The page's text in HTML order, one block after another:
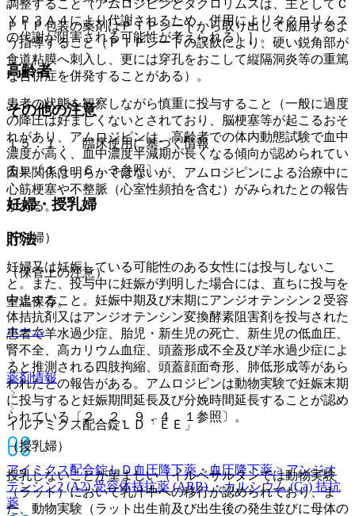
ＰＴＰ包装の薬剤はＰＴＰシートから取り出して服用するよ
う指導すること（ＰＴＰシートの誤飲により、硬い鋭角部が
食道粘膜へ刺入し、更には穿孔をおこして縦隔洞炎等の重篤
な合併症を併発することがある）。
その他の注意
１５．１． 臨床使用に基づく情報
因果関係は明らかではないが、アムロジピンによる治療中に
心筋梗塞や不整脈（心室性頻拍を含む）がみられたとの報告
がある。
貯法
（保管上の注意）
室温保存。
ホーム
薬剤情報
イルアミクス配合錠ＬＤ「ＥＥ」
アイミクス配合錠ＬＤ 血圧降下薬・血圧降下薬 > アンジオ
テンシン2 (A2) 受容体拮抗薬 (ARB) ・カルシウム (Ca) 拮抗
薬
調整すること（アムロジピンとタクロリムスは、主としてＣ
ＹＰ３Ａ４により代謝されるため、併用によりタクロリムス
の代謝が阻害される可能性が考えられる）］。
高齢者
患者の状態を観察しながら慎重に投与すること（一般に過度
の降圧は好ましくないとされており、脳梗塞等が起こるおそ
れがあり、アムロジピンは、高齢者での体内動態試験で血中
濃度が高く、血中濃度半減期が長くなる傾向が認められてい
る）〔１６．６．３参照〕。
妊婦・授乳婦
（妊婦）
妊婦又は妊娠している可能性のある女性には投与しないこ
と。また、投与中に妊娠が判明した場合には、直ちに投与を
中止すること。妊娠中期及び末期にアンジオテンシン２受容
体拮抗剤又はアンジオテンシン変換酵素阻害剤を投与された
患者で羊水過少症、胎児・新生児の死亡、新生児の低血圧、
腎不全、高カリウム血症、頭蓋形成不全及び羊水過少症によ
ると推測される四肢拘縮、頭蓋顔面奇形、肺低形成等があら
われたとの報告がある。アムロジピンは動物実験で妊娠末期
に投与すると妊娠期間延長及び分娩時間延長することが認め
られている〔２．２、９．４．１参照〕。
（授乳婦）
授乳しないことが望ましい（イルベサルタンでは動物実験
（ラット）において乳汁中への移行が認められており、ま
た、動物実験（ラット出生前及び出生後の発生並びに母体の